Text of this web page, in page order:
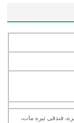
فندقی تیره مات،